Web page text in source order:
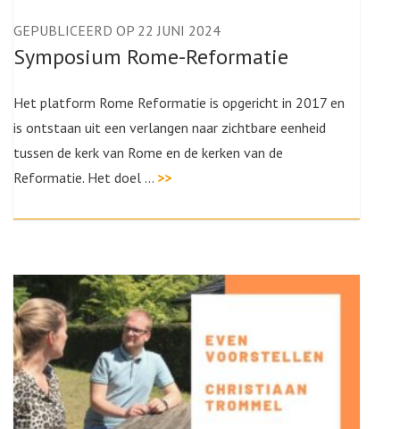
GEPUBLICEERD OP 22 JUNI 2024
Symposium Rome-Reformatie
Het platform Rome Reformatie is opgericht in 2017 en
is ontstaan uit een verlangen naar zichtbare eenheid
tussen de kerk van Rome en de kerken van de
Reformatie. Het doel … >>